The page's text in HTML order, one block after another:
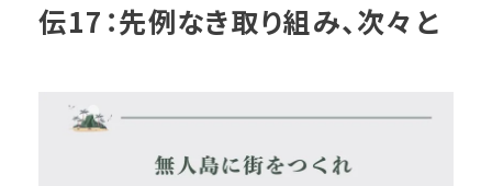
伝17：先例なき取り組み、次々と